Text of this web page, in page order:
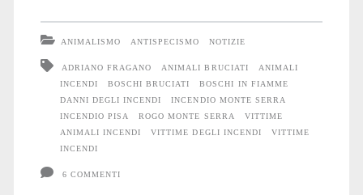
ANIMALISMO ANTISPECISMO NOTIZIE
ADRIANO FRAGANO ANIMALI BRUCIATI
ANIMALI
INCENDI
BOSCHI BRUCIATI
BOSCHI IN FIAMME
DANNI DEGLI INCENDI
INCENDIO MONTE SERRA
INCENDIO PISA
ROGO MONTE SERRA
VITTIME
ANIMALI INCENDI
VITTIME DEGLI INCENDI
VITTIME
INCENDI
6 COMMENTI